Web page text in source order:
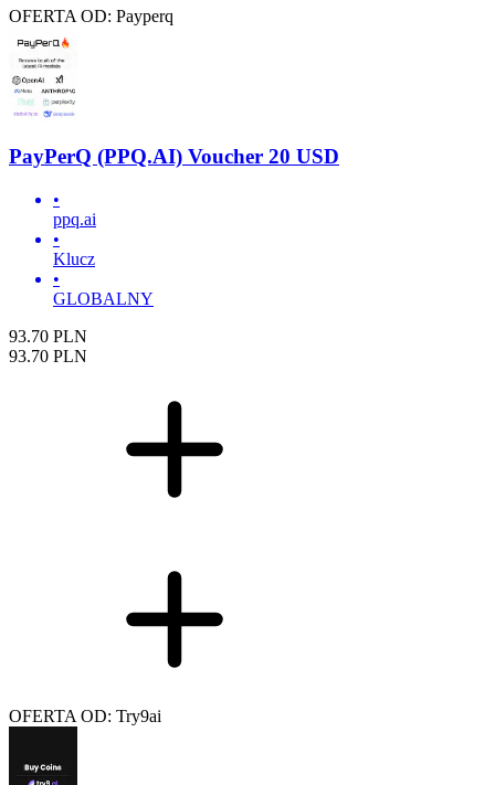
OFERTA OD: Payperq
PayPerQ (PPQ.AI) Voucher 20 USD
•
ppq.ai
•
Klucz
•
GLOBALNY
93.70 PLN
93.70 PLN
OFERTA OD: Try9ai